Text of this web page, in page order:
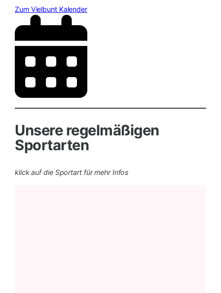
Zum Vielbunt Kalender
Unsere regelmäßigen
Sportarten
klick auf die Sportart für mehr Infos